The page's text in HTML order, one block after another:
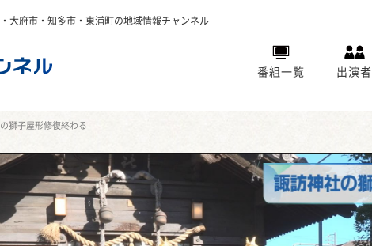
大府市・知多市・東浦町の地域情報チャンネル
番組一覧 出演者
獅子屋形修復終わる